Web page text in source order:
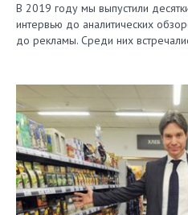
В 2019 году мы выпустили
интервью до аналитических
до рекламы. Среди них